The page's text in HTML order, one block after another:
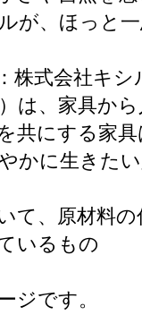
が、ほっと
株式会社キシ
は、家具か
共にする家
かに生きた
て、原材料
いるもの
ジです。